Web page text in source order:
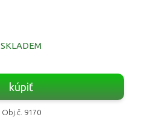
SKLADEM
kúpiť
Obj.č. 9170